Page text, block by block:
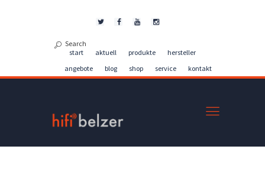
start aktuell produkte
hersteller
angebote
blog shop service kontakt